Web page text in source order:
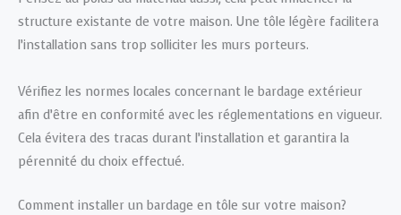
structure existante de votre maison. Une tôle légère facilitera
l’installation sans trop solliciter les murs porteurs.
Vérifiez les normes locales concernant le bardage extérieur
afin d’être en conformité avec les réglementations en vigueur.
Cela évitera des tracas durant l’installation et garantira la
pérennité du choix effectué.
Comment installer un bardage en tôle sur votre maison?